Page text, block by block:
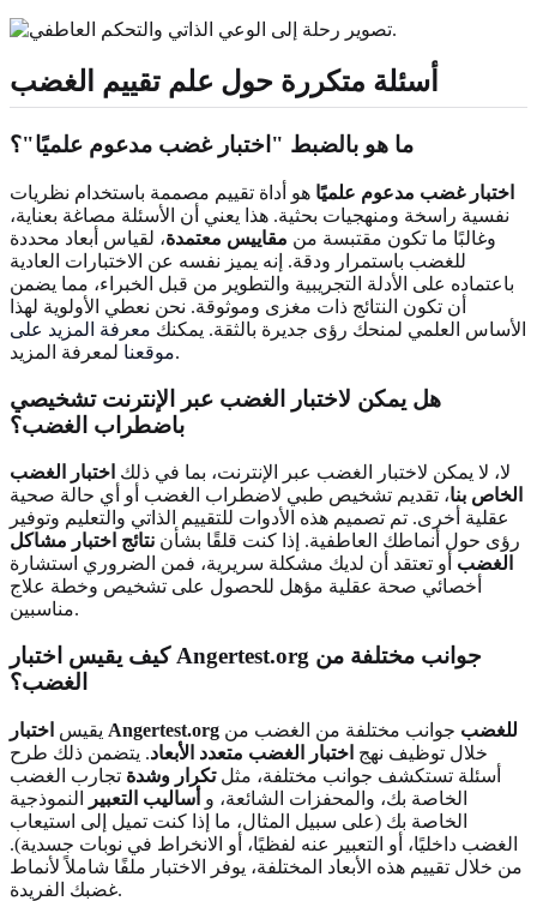
أسئلة متكررة حول علم تقييم الغضب
ما هو بالضبط " اختبار غضب مدعوم علميًا"؟
اختبار غضب مدعوم علميًا هو أداة تقييم مصممة باستخدام نظريات
نفسية راسخة ومنهجيات بحثية. هذا يعني أن الأسئلة مصاغة بعناية،
وغالبًا ما تكون مقتبسة من مقاييس معتمدة، لقياس أبعاد محددة
للغضب باستمرار ودقة. إنه يميز نفسه عن الاختبارات العادية
باعتماده على الأدلة التجريبية والتطوير من قبل الخبراء، مما يضمن
أن تكون النتائج ذات مغزى وموثوقة. نحن نعطي الأولوية لهذا
الأساس العلمي لمنحك رؤى جديرة بالثقة. يمكنك معرفة المزيد على
موقعنالمعرفة المزيد.
هل يمكن لاختبار الغضب عبر الإنترنت تشخيصي
باضطراب الغضب؟
لا، لا يمكن لاختبار الغضب عبر الإنترنت، بما في ذلك اختبار الغضب
الخاص بنا، تقديم تشخيص طبي لاضطراب الغضب أو أي حالة صحية
عقلية أخرى. تم تصميم هذه الأدوات للتقييم الذاتي والتعليم وتوفير
رؤى حول أنماطك العاطفية. إذا كنت قلقًا بشأن نتائج اختبار مشاكل
الغضب أو تعتقد أن لديك مشكلة سريرية، فمن الضروري استشارة
أخصائي صحة عقلية مؤهل للحصول على تشخيص وخطة علاج
مناسبين.
كيف يقيس اختبار Angertest.org جوانب مختلفة من
الغضب؟
يقيس اختبار Angertest.org للغضب جوانب مختلفة من الغضب من
خلال توظيف نهج اختبار الغضب متعدد الأبعاد. يتضمن ذلك طرح
أسئلة تستكشف جوانب مختلفة، مثلتكرار وشدة تجارب الغضب
الخاصة بك، والمحفزات الشائعة، و أساليب التعبير
النموذجية
الخاصة بك (على سبيل المثال، ما إذا كنت تميل إلى استيعاب
الغضب داخليًا، أو التعبير عنه لفظيًا، أو الانخراط في نوبات جسدية).
من خلال تقييم هذه الأبعاد المختلفة، يوفر الاختبار ملفًا شاملاً لأنماط
غضبك الفريدة.